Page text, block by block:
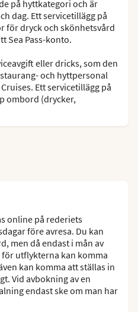
på hyttkategori och är
dag. Ett servicetillägg på
för dryck och skönhetsvård
Sea Pass-konto.
eller dricks, som den
och hyttpersonal
Ett servicetillägg på
ombord (drycker,
online på rederiets
före avresa. Du kan
men då endast i mån av
utflykterna kan komma
kan komma att ställas in
Vid avbokning av en
endast ske om man har